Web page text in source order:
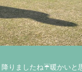
りましたね☔暖かいと